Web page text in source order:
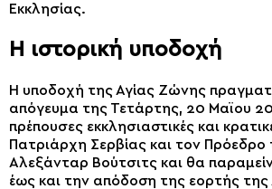
Εκκλησίας.
Η ιστορική υποδοχή
Η υποδοχή της Αγίας Ζώνης
απόγευμα της Τετάρτης, 20 Μαϊου
πρέπουσες εκκλησιαστικές και
Πατριάρχη Σερβίας και τον
Αλεξάνταρ Βούτσιτς και θα
έως και την απόδοση της εορτής